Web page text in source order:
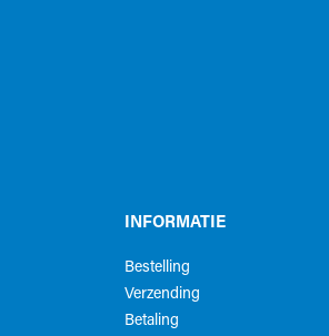
INFORMATIE
Bestelling
Verzending
Betaling